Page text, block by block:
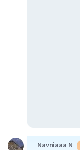
Navniaaa N